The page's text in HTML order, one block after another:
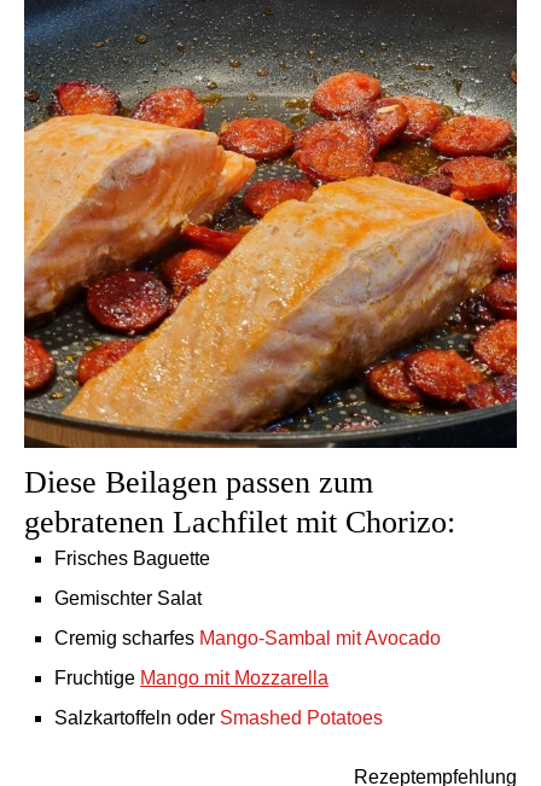
Diese Beilagen passen zum
gebratenen Lachfilet mit Chorizo:
Frisches Baguette
Gemischter Salat
Cremig scharfes Mango-Sambal mit Avocado
Fruchtige Mango mit Mozzarella
Salzkartoffeln oder Smashed Potatoes
Rezeptempfehlung